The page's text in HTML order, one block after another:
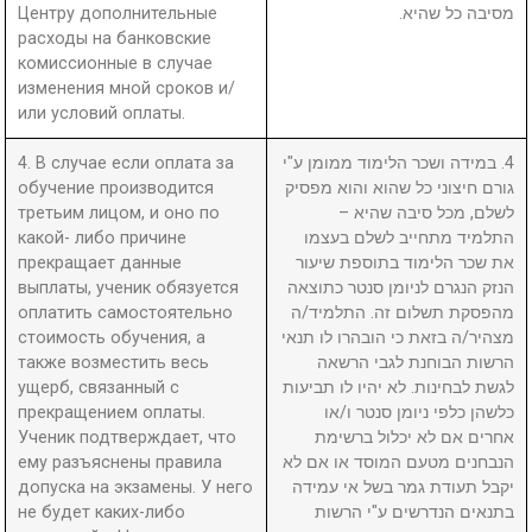
Центру дополнительные
расходы на банковские
комиссионные в случае
изменения мной сроков и/
или условий оплаты.
מסיבה כל שהיא.
4. В случае если оплата за
обучение производится
третьим лицом, и оно по
какой- либо причине
прекращает данные
выплаты, ученик обязуется
оплатить самостоятельно
стоимость обучения, а
также возместить весь
ущерб, связанный с
прекращением оплаты.
Ученик подтверждает, что
ему разъяснены правила
допуска на экзамены. У него
не будет каких-либо
4. במידה ושכר הלימוד ממומן ע"י
גורם חיצוני כל שהוא והוא מפסיק
לשלם, מכל סיבה שהיא –
התלמיד מתחייב לשלם בעצמו
את שכר הלימוד בתוספת שיעור
הנזק הנגרם לניומן סנטר כתוצאה
מהפסקת תשלום זה. התלמיד/ה
מצהיר/ה בזאת כי הובהרו לו תנאי
הרשות הבוחנת לגבי הרשאה
לגשת לבחינות. לא יהיו לו תביעות
כלשהן כלפי ניומן סנטר ו/או
אחרים אם לא יכלול ברשימת
הנבחנים מטעם המוסד או אם לא
יקבל תעודת גמר בשל אי עמידה
בתנאים הנדרשים ע"י הרשות